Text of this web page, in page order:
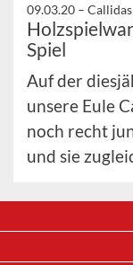
09.03.20 –
Spiel
Auf der
unsere Eule
noch recht
und sie